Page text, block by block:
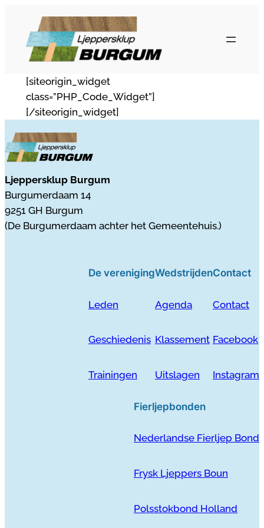
inhoud
[siteorigin_widget
class=”PHP_Code_Widget”]
[/siteorigin_widget]
Ljeppersklup Burgum
Burgumerdaam 14
9251 GH Burgum
(De Burgumerdaam achter het Gemeentehuis.)
De vereniging
Leden
Geschiedenis
Trainingen
Wedstrijden
Agenda
Klassement
Uitslagen
Contact
Contact
Facebook
Instagram
Fierljepbonden
Nederlandse Fierljep Bond
Frysk Ljeppers Boun
Polsstokbond Holland